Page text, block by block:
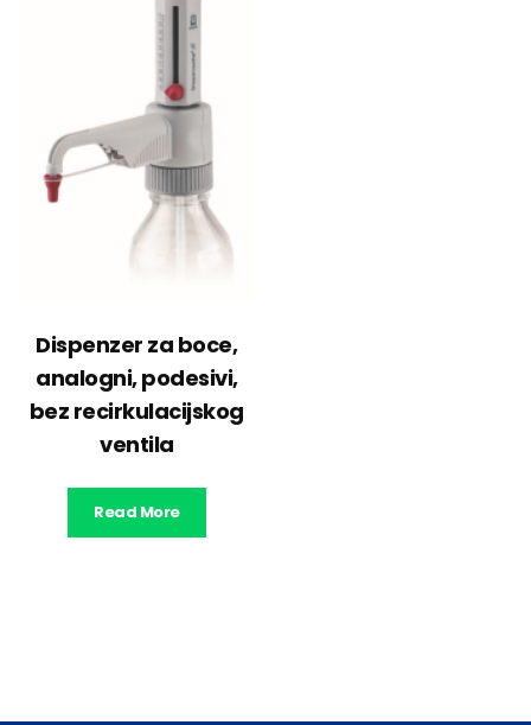
Dispenzer za boce,
analogni, podesivi,
bez recirkulacijskog
ventila
Read More